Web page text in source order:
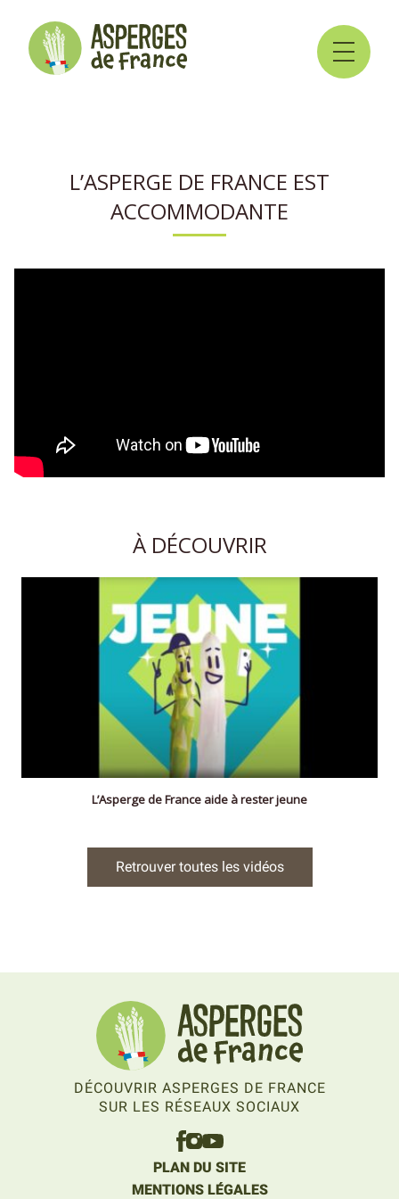
L’ASPERGE DE FRANCE EST
ACCOMMODANTE
À DÉCOUVRIR
L’Asperge de France aide à rester jeune
Retrouver toutes les vidéos
DÉCOUVRIR ASPERGES DE FRANCE
SUR LES RÉSEAUX SOCIAUX
PLAN DU SITE
MENTIONS LÉGALES